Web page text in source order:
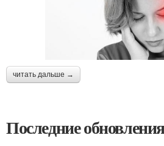
читать дальше →
Последние